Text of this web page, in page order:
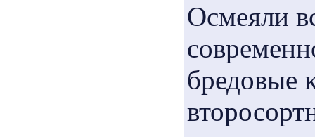
Осмеяли
бредовые